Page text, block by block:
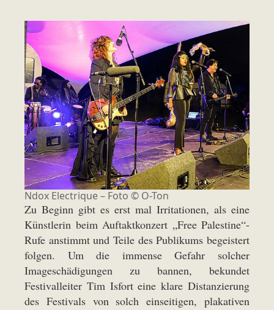
Ndox Electrique – Foto © O-Ton
Zu Beginn gibt es erst mal Irritationen, als eine
Künstlerin beim Auftaktkonzert „Free Palestine“-
Rufe anstimmt und Teile des Publikums begeistert
folgen. Um die immense Gefahr solcher
Imageschädigungen zu bannen, bekundet
Festivalleiter Tim Isfort eine klare Distanzierung
des Festivals von solch einseitigen, plakativen